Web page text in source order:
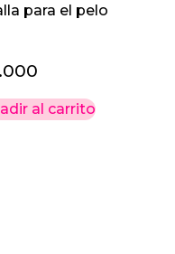
para el pelo
al carrito